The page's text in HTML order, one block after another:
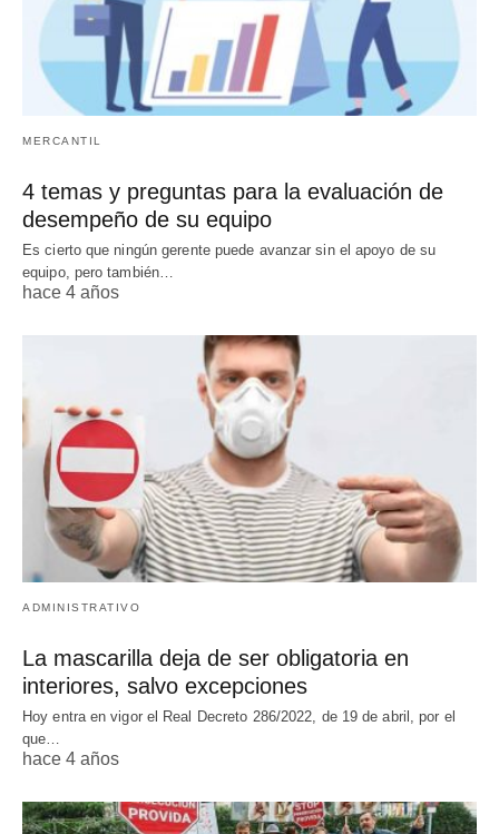
MERCANTIL
4 temas y preguntas para la evaluación de
desempeño de su equipo
Es cierto que ningún gerente puede avanzar sin el apoyo de su
equipo, pero también…
hace 4 años
ADMINISTRATIVO
La mascarilla deja de ser obligatoria en
interiores, salvo excepciones
Hoy entra en vigor el Real Decreto 286/2022, de 19 de abril, por el
que…
hace 4 años